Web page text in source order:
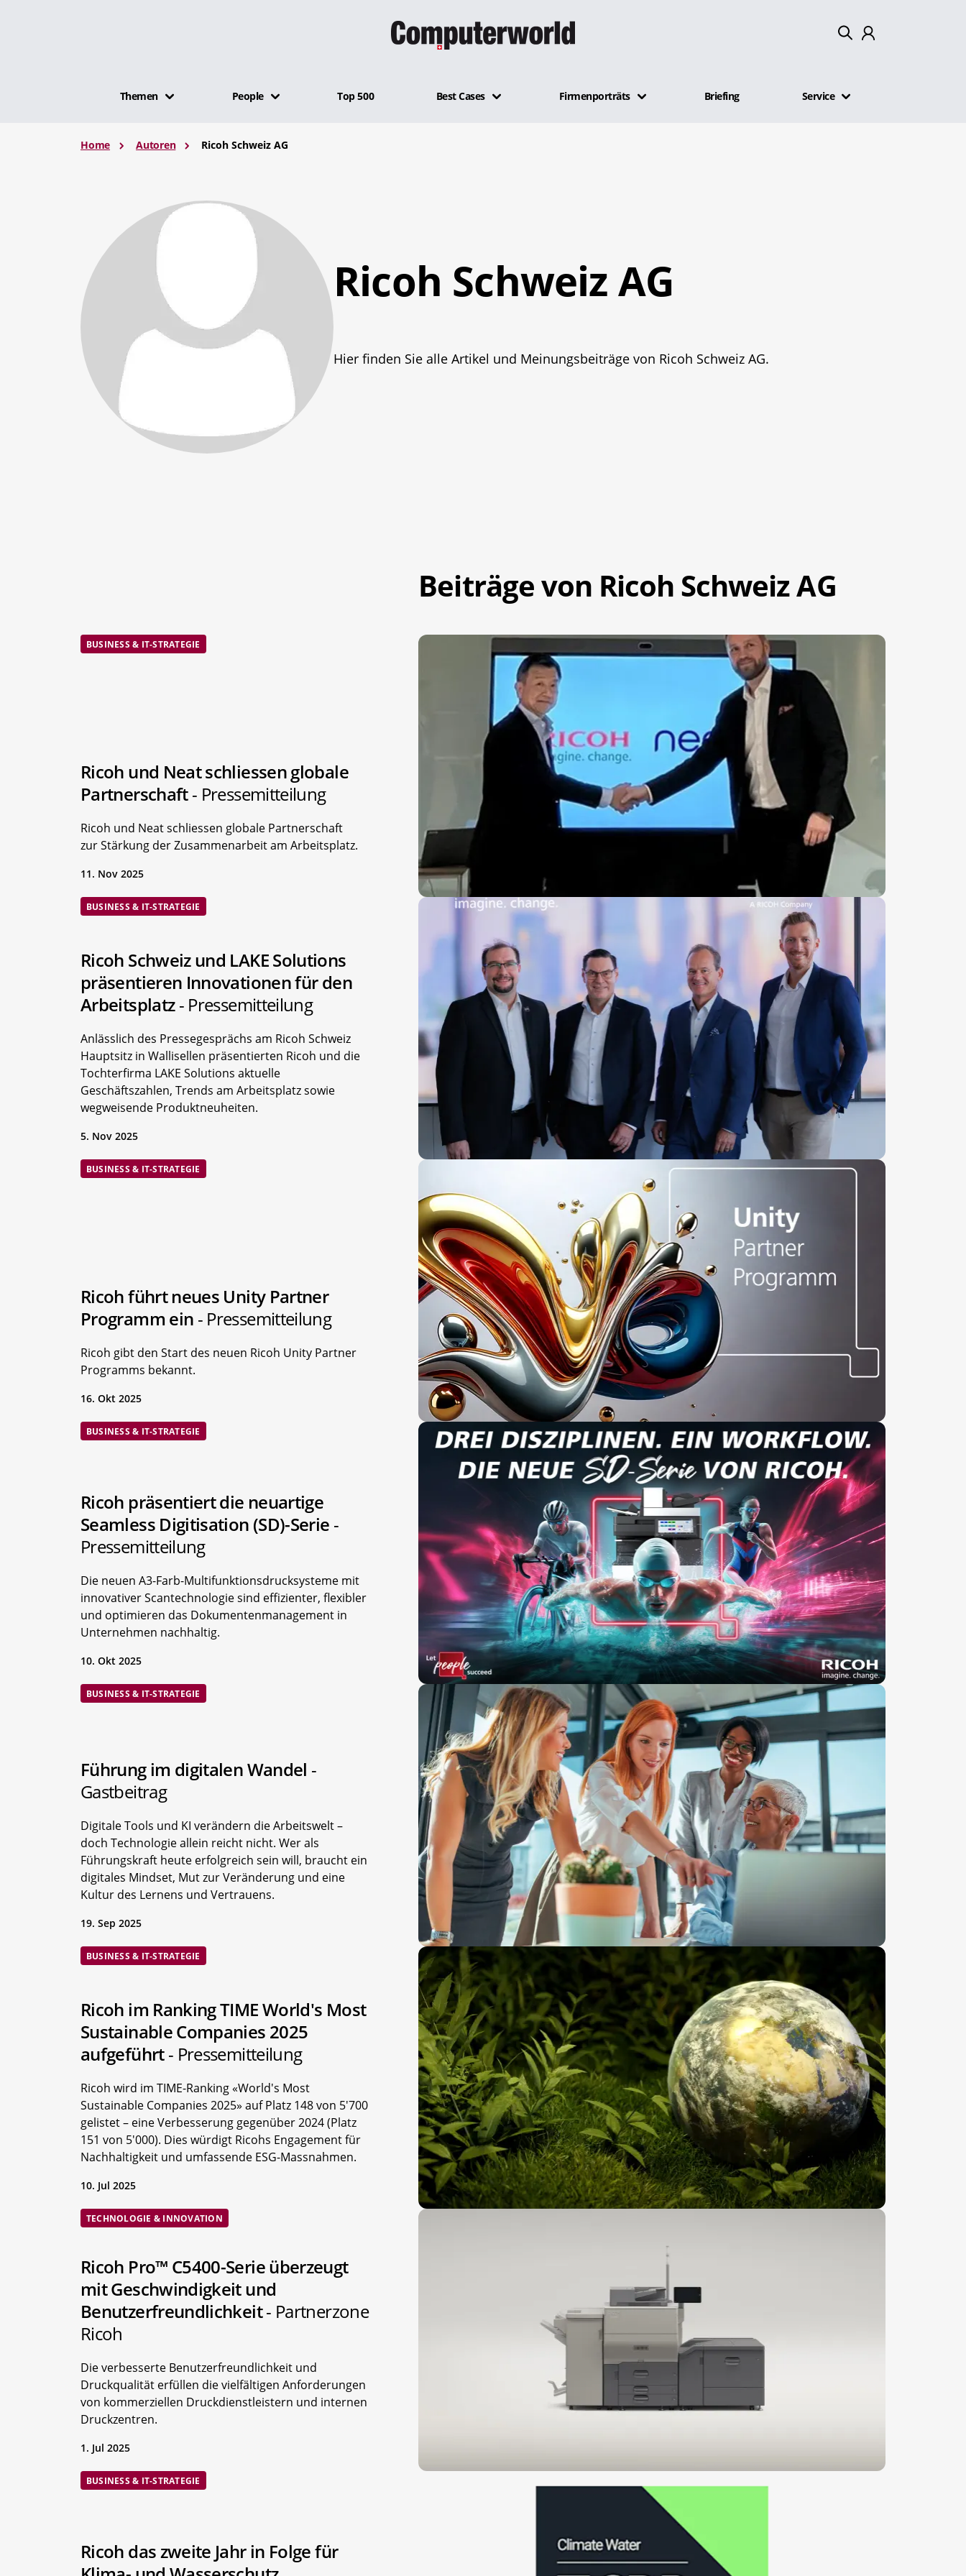
Themen People Top 500 Best Cases Firmenporträts Briefing Service
Home Autoren Ricoh Schweiz AG
Ricoh Schweiz AG
Hier finden Sie alle Artikel und Meinungsbeiträge von Ricoh Schweiz AG.
Beiträge von Ricoh Schweiz AG
BUSINESS & IT-STRATEGIE
Ricoh und Neat schliessen globale
Partnerschaft- Pressemitteilung
Ricoh und Neat schliessen globale Partnerschaft
zur Stärkung der Zusammenarbeit am Arbeitsplatz.
11. Nov 2025
BUSINESS & IT-STRATEGIE
Ricoh Schweiz und LAKE Solutions
präsentieren Innovationen für den
Arbeitsplatz- Pressemitteilung
Anlässlich des Pressegesprächs am Ricoh Schweiz
Hauptsitz in Wallisellen präsentierten Ricoh und die
Tochterfirma LAKE Solutions aktuelle
Geschäftszahlen, Trends am Arbeitsplatz sowie
wegweisende Produktneuheiten.
5. Nov 2025
BUSINESS & IT-STRATEGIE
Ricoh führt neues Unity Partner
Programm ein - Pressemitteilung
Ricoh gibt den Start des neuen Ricoh Unity Partner
Programms bekannt.
16. Okt 2025
BUSINESS & IT-STRATEGIE
Ricoh präsentiert die neuartige
Seamless Digitisation (SD)-Serie -
Pressemitteilung
Die neuen A3-Farb-Multifunktionsdrucksysteme mit
innovativer Scantechnologie sind effizienter, flexibler
und optimieren das Dokumentenmanagement in
Unternehmen nachhaltig.
10. Okt 2025
BUSINESS & IT-STRATEGIE
Führung im digitalen Wandel -
Gastbeitrag
Digitale Tools und KI verändern die Arbeitswelt –
doch Technologie allein reicht nicht. Wer als
Führungskraft heute erfolgreich sein will, braucht ein
digitales Mindset, Mut zur Veränderung und eine
Kultur des Lernens und Vertrauens.
19. Sep 2025
BUSINESS & IT-STRATEGIE
Ricoh im Ranking TIME World's Most
Sustainable Companies 2025
aufgeführt- Pressemitteilung
Ricoh wird im TIME-Ranking «World's Most
Sustainable Companies 2025» auf Platz 148 von 5'700
gelistet – eine Verbesserung gegenüber 2024 (Platz
151 von 5'000). Dies würdigt Ricohs Engagement für
Nachhaltigkeit und umfassende ESG-Massnahmen.
10. Jul 2025
TECHNOLOGIE & INNOVATION
Ricoh Pro™ C5400-Serie überzeugt
mit Geschwindigkeit und
Benutzerfreundlichkeit- Partnerzone
Ricoh
Die verbesserte Benutzerfreundlichkeit und
Druckqualität erfüllen die vielfältigen Anforderungen
von kommerziellen Druckdienstleistern und internen
Druckzentren.
1. Jul 2025
BUSINESS & IT-STRATEGIE
Ricoh das zweite Jahr in Folge für